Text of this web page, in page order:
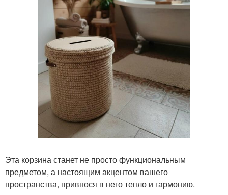
Эта корзина станет не просто функциональным
предметом, а настоящим акцентом вашего
пространства, привнося в него тепло и гармонию.